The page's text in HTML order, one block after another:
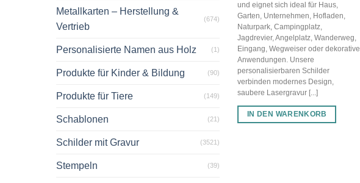
Metallkarten – Herstellung &
Vertrieb
(674)
Personalisierte Namen aus Holz (1)
Produkte für Kinder & Bildung (90)
Produkte für Tiere (149)
Schablonen (21)
Schilder mit Gravur (3521)
Stempeln (39)
und eignet sich ideal für Haus,
Garten, Unternehmen, Hofladen,
Naturpark, Campingplatz,
Jagdrevier, Angelplatz, Wanderweg,
Eingang, Wegweiser oder dekorative
Anwendungen. Unsere
personalisierbaren Schilder
verbinden modernes Design,
saubere Lasergravur [...]
IN DEN WARENKORB